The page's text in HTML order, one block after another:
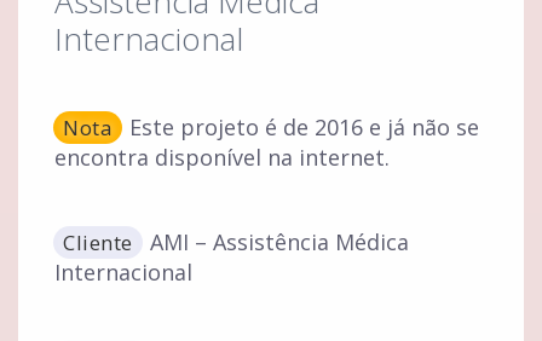
Internacional
Nota
Este projeto é de 2016 e já não se
encontra disponível na internet.
Cliente
AMI – Assistência Médica
Internacional